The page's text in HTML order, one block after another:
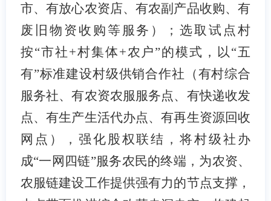
市、有放心农资店、有农副产品收购、有
废旧物资收购等服务）；选取试点村
按“市社+村集体+农户”的模式，以“五
有”标准建设村级供销合作社（有村综合
服务社、有农资农服服务点、有快递收发
点、有生产生活代办点、有再生资源回收
网点），强化股权联结，将村级社办
成“一网四链”服务农民的终端，为农资、
农服链建设工作提供强有力的节点支撑，